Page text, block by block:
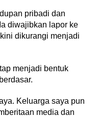
pribadi dan
diwajibkan lapor ke
dikurangi menjadi
menjadi bentuk
Keluarga saya pun
media dan